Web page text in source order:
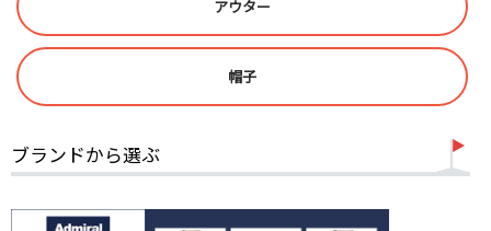
アウター
帽子
ブランドから選ぶ